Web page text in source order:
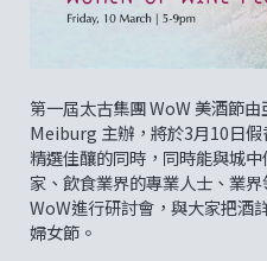
第一屆太古集團 WoW 美酒節
Meiburg 主辦，將於3月10日
精選佳釀的同時，同時能與城
家、飲食業界的專業人士、業
WoW進行研討會，與大家把酒
婦女節。